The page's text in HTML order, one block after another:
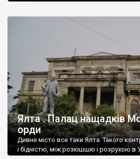
Ялта . Палац нащадків
орди
Дивне місто все таки Ялта. Такого
і бідністю, між розкішшю і розрухою в